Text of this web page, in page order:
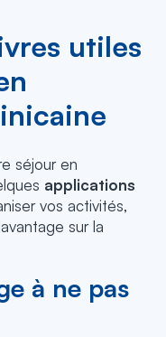
utiles
séjour en
applications
vos activités,
sur la
à ne pas